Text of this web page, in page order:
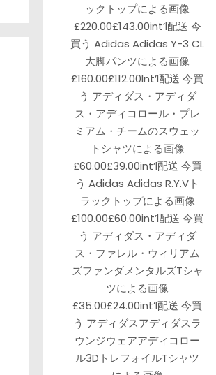
ックトップによる画像
£220.00£143.00int’l配送 今
買う Adidas Adidas Y-3 CL
大脚パンツによる画像
£160.00£112.00Int’l配送 今買
う アディダス・アディダ
ス・アディコロール・プレ
ミアム・チームのスウェッ
トシャツによる画像
£60.00£39.00int’l配送 今買
う Adidas Adidas R.Y.Vト
ラックトップによる画像
£100.00£60.00int’l配送 今買
う アディダス・アディダ
ス・ファレル・ウィリアム
ズファンダメンタルズTシャ
ツによる画像
£35.00£24.00int’l配送 今買
う アディダスアディダスラ
ウンジウェアアディコロー
ル3DトレフォイルTシャツ